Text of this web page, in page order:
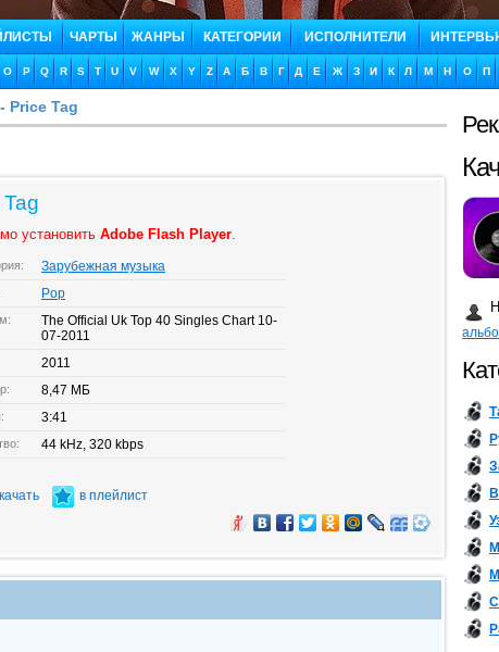
ЧАРТЫ ЖАНРЫ КАТЕГОРИИ ИСПОЛНИТЕЛИ
O P Q R S T U V W X Y Z А Б В Г Д Е Ж З И К Л М Н О П
- Price Tag
установить Adobe Flash Player.
Зарубежная музыка
Pop
The Official Uk Top 40 Singles Chart 10-
07-2011
2011
8,47 МБ
3:41
44 kHz, 320 kbps
в плейлист